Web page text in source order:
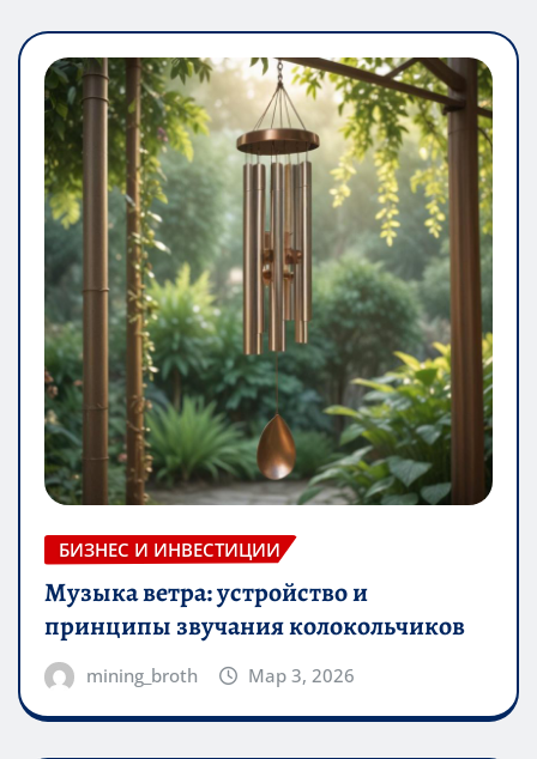
БИЗНЕС И ИНВЕСТИЦИИ
Музыка ветра: устройство и
принципы звучания колокольчиков
mining_broth Мар 3, 2026